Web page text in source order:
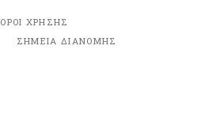
ΟΡΟΙ ΧΡΗΣΗΣ
ΣΗΜΕΙΑ ΔΙΑΝΟΜΗΣ